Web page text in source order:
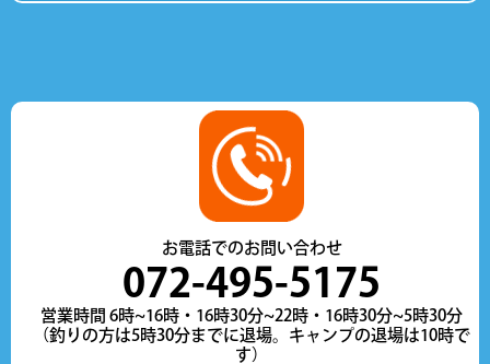
お電話でのお問い合わせ
072-495-5175
営業時間 6時~16時・16時30分~22時・16時30分~5時30分
（釣りの方は5時30分までに退場。キャンプの退場は10時で
す）